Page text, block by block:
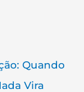
Quando
Vira